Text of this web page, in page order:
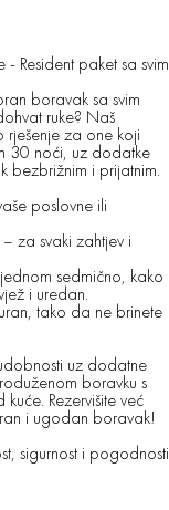
Resident paket sa svim
boravak sa svim
ruke? Naš
rješenje za one koji
30 noći, uz dodatke
bezbrižnim i prijatnim.
poslovne ili
za svaki zahtjev i
sedmično, kako
i uredan.
tako da ne brinete
udobnosti uz dodatne
boravku s
Rezervišite već
i ugodan boravak!
sigurnost i pogodnosti